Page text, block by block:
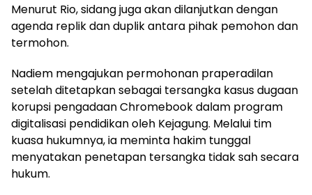
Menurut Rio, sidang juga akan dilanjutkan dengan
agenda replik dan duplik antara pihak pemohon dan
termohon.
Nadiem mengajukan permohonan praperadilan
setelah ditetapkan sebagai tersangka kasus dugaan
korupsi pengadaan Chromebook dalam program
digitalisasi pendidikan oleh Kejagung. Melalui tim
kuasa hukumnya, ia meminta hakim tunggal
menyatakan penetapan tersangka tidak sah secara
hukum.